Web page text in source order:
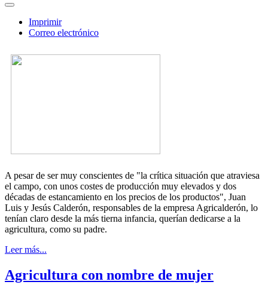
Imprimir
Correo electrónico
A pesar de ser muy conscientes de "la crítica situación que atraviesa
el campo, con unos costes de producción muy elevados y dos
décadas de estancamiento en los precios de los productos", Juan
Luis y Jesús Calderón, responsables de la empresa Agricalderón, lo
tenían claro desde la más tierna infancia, querían dedicarse a la
agricultura, como su padre.
Leer más...
Agricultura con nombre de mujer